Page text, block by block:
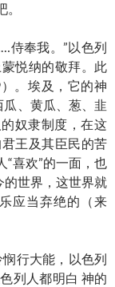
侍奉我。”以色列
悦纳的敬拜。此
。埃及，它的神
、黄瓜、葱、韭
奴隶制度，在这
王及其臣民的苦
喜欢”的一面，也
的世界，这世界就
应当弃绝的（来
行大能，以色列
列人都明白 神的